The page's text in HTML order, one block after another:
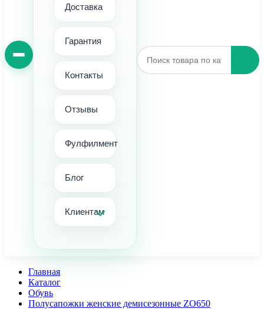
Доставка
Гарантия
Контакты
Отзывы
Фулфилмент
Блог
Клиентам
Главная
Каталог
Обувь
Полусапожки женские демисезонные ZO650